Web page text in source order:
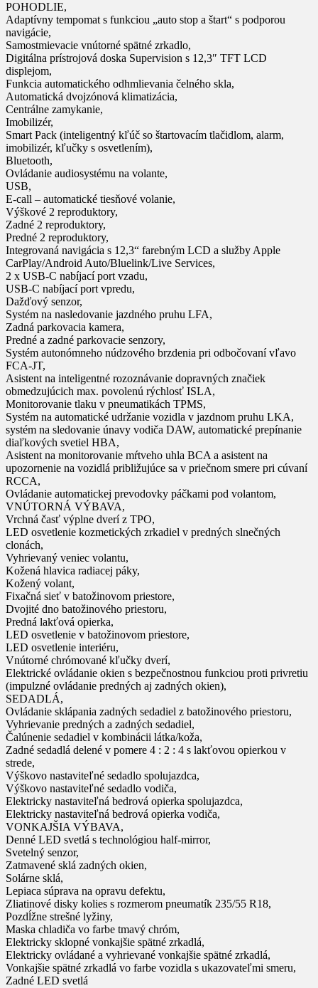
POHODLIE,
Adaptívny tempomat s funkciou „auto stop a štart“ s podporou
navigácie,
Samostmievacie vnútorné spätné zrkadlo,
Digitálna prístrojová doska Supervision s 12,3″ TFT LCD
displejom,
Funkcia automatického odhmlievania čelného skla,
Automatická dvojzónová klimatizácia,
Centrálne zamykanie,
Imobilizér,
Smart Pack (inteligentný kľúč so štartovacím tlačidlom, alarm,
imobilizér, kľučky s osvetlením),
Bluetooth,
Ovládanie audiosystému na volante,
USB,
E-call – automatické tiesňové volanie,
Výškové 2 reproduktory,
Zadné 2 reproduktory,
Predné 2 reproduktory,
Integrovaná navigácia s 12,3“ farebným LCD a služby Apple
CarPlay/Android Auto/Bluelink/Live Services,
2 x USB-C nabíjací port vzadu,
USB-C nabíjací port vpredu,
Dažďový senzor,
Systém na nasledovanie jazdného pruhu LFA,
Zadná parkovacia kamera,
Predné a zadné parkovacie senzory,
Systém autonómneho núdzového brzdenia pri odbočovaní vľavo
FCA-JT,
Asistent na inteligentné rozoznávanie dopravných značiek
obmedzujúcich max. povolenú rýchlosť ISLA,
Monitorovanie tlaku v pneumatikách TPMS,
Systém na automatické udržanie vozidla v jazdnom pruhu LKA,
systém na sledovanie únavy vodiča DAW, automatické prepínanie
diaľkových svetiel HBA,
Asistent na monitorovanie mŕtveho uhla BCA a asistent na
upozornenie na vozidlá približujúce sa v priečnom smere pri cúvaní
RCCA,
Ovládanie automatickej prevodovky páčkami pod volantom,
VNÚTORNÁ VÝBAVA,
Vrchná časť výplne dverí z TPO,
LED osvetlenie kozmetických zrkadiel v predných slnečných
clonách,
Vyhrievaný veniec volantu,
Kožená hlavica radiacej páky,
Kožený volant,
Fixačná sieť v batožinovom priestore,
Dvojité dno batožinového priestoru,
Predná lakťová opierka,
LED osvetlenie v batožinovom priestore,
LED osvetlenie interiéru,
Vnútorné chrómované kľučky dverí,
Elektrické ovládanie okien s bezpečnostnou funkciou proti privretiu
(impulzné ovládanie predných aj zadných okien),
SEDADLÁ,
Ovládanie sklápania zadných sedadiel z batožinového priestoru,
Vyhrievanie predných a zadných sedadiel,
Čalúnenie sedadiel v kombinácii látka/koža,
Zadné sedadlá delené v pomere 4 : 2 : 4 s lakťovou opierkou v
strede,
Výškovo nastaviteľné sedadlo spolujazdca,
Výškovo nastaviteľné sedadlo vodiča,
Elektricky nastaviteľná bedrová opierka spolujazdca,
Elektricky nastaviteľná bedrová opierka vodiča,
VONKAJŠIA VÝBAVA,
Denné LED svetlá s technológiou half-mirror,
Svetelný senzor,
Zatmavené sklá zadných okien,
Solárne sklá,
Lepiaca súprava na opravu defektu,
Zliatinové disky kolies s rozmerom pneumatík 235/55 R18,
Pozdĺžne strešné lyžiny,
Maska chladiča vo farbe tmavý chróm,
Elektricky sklopné vonkajšie spätné zrkadlá,
Elektricky ovládané a vyhrievané vonkajšie spätné zrkadlá,
Vonkajšie spätné zrkadlá vo farbe vozidla s ukazovateľmi smeru,
Zadné LED svetlá